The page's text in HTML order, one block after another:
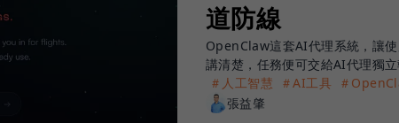
道防線
OpenClaw這套AI代理系統，讓
講清楚，任務便可交給AI代理獨立
＃人工智慧
＃AI工具 ＃
張益肇